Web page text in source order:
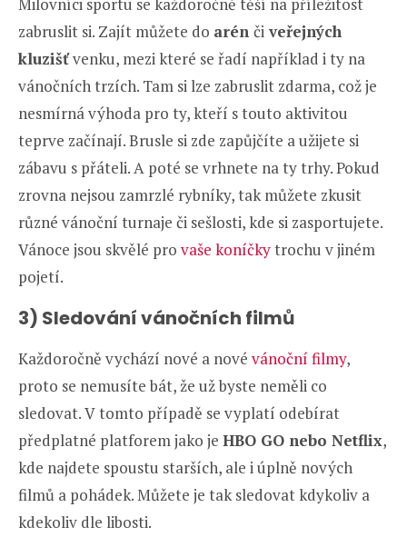
zabruslit si. Zajít můžete do arén či veřejných
kluzišťvenku, mezi které se řadí například i ty na
vánočních trzích. Tam si lze zabruslit zdarma, což je
nesmírná výhoda pro ty, kteří s touto aktivitou
teprve začínají. Brusle si zde zapůjčíte a užijete si
zábavu s přáteli. A poté se vrhnete na ty trhy. Pokud
zrovna nejsou zamrzlé rybníky, tak můžete zkusit
různé vánoční turnaje či sešlosti, kde si zasportujete.
Vánoce jsou skvělé pro vaše koníčkytrochu v jiném
pojetí.
3) Sledování vánočních filmů
Každoročně vychází nové a nové vánoční filmy,
proto se nemusíte bát, že už byste neměli co
sledovat. V tomto případě se vyplatí odebírat
předplatné platforem jako je HBO GO nebo Netflix,
kde najdete spoustu starších, ale i úplně nových
filmů a pohádek. Můžete je tak sledovat kdykoliv a
kdekoliv dle libosti.